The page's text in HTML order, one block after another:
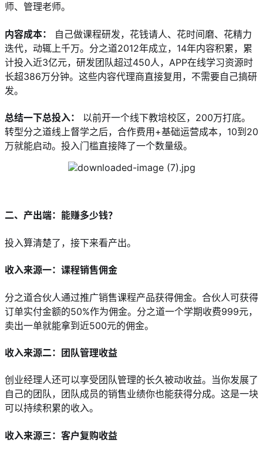
师、管理老师。
内容成本：
自己做课程研发，花钱请人、花时间磨、花精力
迭代，动辄上千万。分之道2012年成立，14年内容积累，累
计投入近3亿元，研发团队超过450人，APP在线学习资源时
长超386万分钟。这些内容代理商直接复用，不需要自己搞研
发。
总结一下总投入：
以前开一个线下教培校区，200万打底。
转型分之道线上督学之后，合作费用+基础运营成本，10到20
万就能启动。投入门槛直接降了一个数量级。
二、产出端：能赚多少钱？
投入算清楚了，接下来看产出。
收入来源一：课程销售佣金
分之道合伙人通过推广销售课程产品获得佣金。合伙人可获得
订单实付金额的50%作为佣金。分之道一个学期收费999元，
卖出一单就能拿到近500元的佣金。
收入来源二：团队管理收益
创业经理人还可以享受团队管理的长久被动收益。当你发展了
自己的团队，团队成员的销售业绩你也能获得分成。这是一块
可以持续积累的收入。
收入来源三：客户复购收益